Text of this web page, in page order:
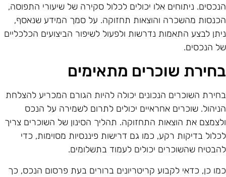
ניתוחים אלו יכולים לכלול סקירה של שיעורי התפוסה,
מהשכרה והוצאות תחזוקה. על סמך המידע שנאסף,
לבצע התאמות נדרשות ולפעול לשיפור הביצועים הכלכליים
הנכסים.
שוכרים מתאימים
השוכרים הנכונים יכולה להיות הגורם המכריע להצלחת
שוכרים אחראיים יכולים לתרום לשמירה על הנכס
את הוצאות התחזוקה. תהליך הסינון של השוכרים צריך
בדיקות רקע, כמו גם דרישות פיננסיות מסוימות, כדי
שהשוכרים יכולים לעמוד בתשלומים.
כן, כדאי לקבוע קריטריונים ברורים בעת פרסום הנכס, כך